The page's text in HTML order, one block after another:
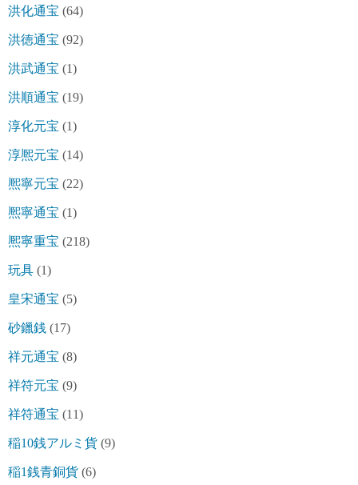
洪化通宝 (64)
洪徳通宝 (92)
洪武通宝 (1)
洪順通宝 (19)
淳化元宝 (1)
淳熈元宝 (14)
熈寧元宝 (22)
熈寧通宝 (1)
熈寧重宝 (218)
玩具 (1)
皇宋通宝 (5)
砂鑞銭 (17)
祥元通宝 (8)
祥符元宝 (9)
祥符通宝 (11)
稲10銭アルミ貨 (9)
稲1銭青銅貨 (6)